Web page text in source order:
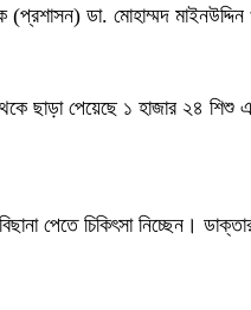
ডা. মোহাম্মদ মাইনউদ্দিন
ছাড়া পেয়েছে ১ হাজার ২৪
পেতে চিকিৎসা নিচ্ছেন।